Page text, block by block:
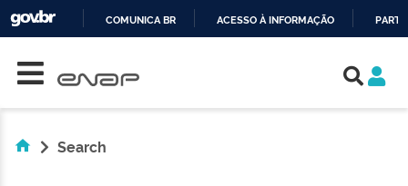
COMUNICA BR ACESSO À INFORMAÇÃO
Search